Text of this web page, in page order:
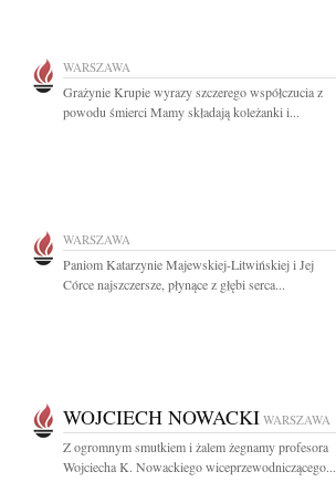
WARSZAWA
Grażynie Krupie wyrazy szczerego współczucia z
powodu śmierci Mamy składają koleżanki i...
WARSZAWA
Paniom Katarzynie Majewskiej-Litwińskiej i Jej
Córce najszczersze, płynące z głębi serca...
WOJCIECH NOWACKI WARSZAWA
Z ogromnym smutkiem i żalem żegnamy profesora
Wojciecha K. Nowackiego wiceprzewodniczącego...